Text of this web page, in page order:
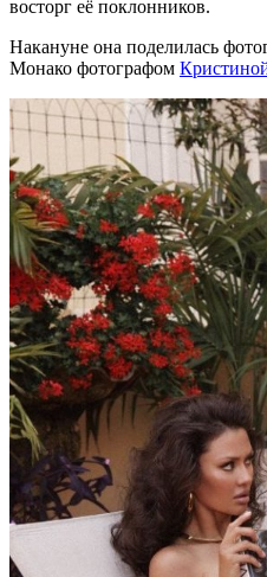
восторг её поклонников.
Накануне она поделилась
Монако фотографом